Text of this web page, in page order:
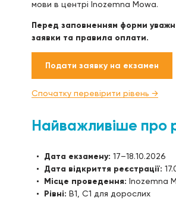
мови в центрі Inozemna Mowa.
Перед заповненням форми
заявки та правила оплати.
Подати заявку на екзамен
Спочатку перевірити рівень →
Найважливіше про
Дата екзамену: 17–18.10.2026
Дата відкриття реєстрації:
Місце проведення: Inozemna
Рівні: B1, C1 для дорослих